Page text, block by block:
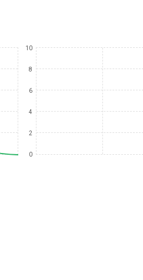
10
8
6
4
2
0